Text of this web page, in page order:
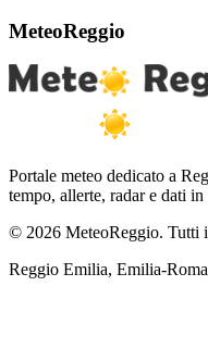
MeteoReggio
Portale meteo dedicato a
tempo, allerte, radar e dati in
© 2026 MeteoReggio. Tutti
Reggio Emilia, Emilia-